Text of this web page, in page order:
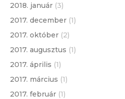
2018. január (3)
2017. december (1)
2017. október (2)
2017. augusztus (1)
2017. április (1)
2017. március (1)
2017. február (1)